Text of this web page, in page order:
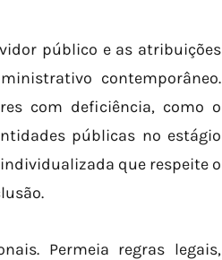
público e as atribuições
contemporâneo.
com deficiência, como o
públicas no estágio
que respeite o
Permeia regras legais,